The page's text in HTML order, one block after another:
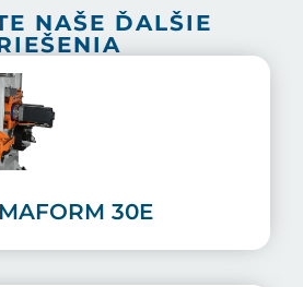
NAŠE ĎALŠIE
30E